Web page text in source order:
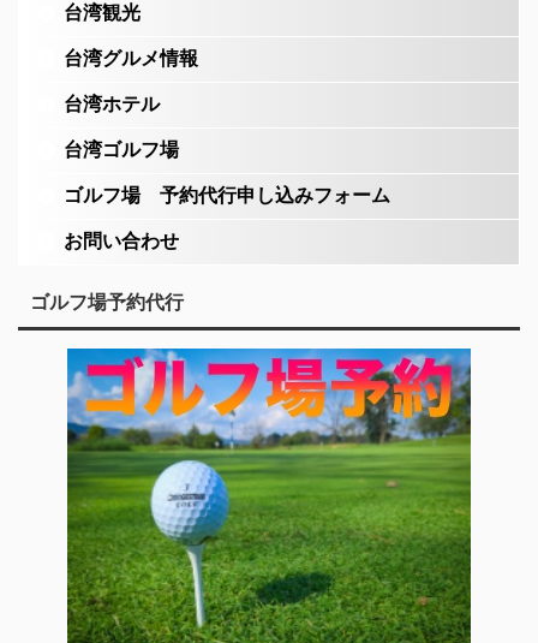
台湾観光
台湾グルメ情報
台湾ホテル
台湾ゴルフ場
ゴルフ場 予約代行申し込みフォーム
お問い合わせ
ゴルフ場予約代行